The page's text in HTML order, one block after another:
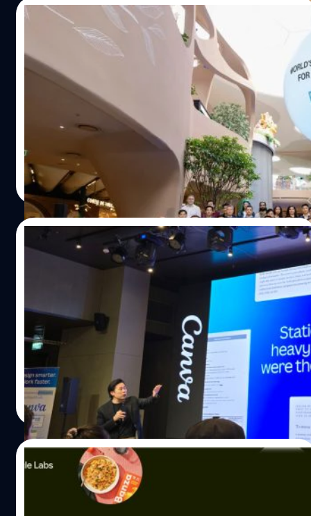
ช่วงนั้นมีนักพัฒนาหลายคนเริ่มออกมาพัฒนาแอปพลิเคชัน
ต่าง ๆ เพื่อสร้างรายได้ แต่หนึ่งในนักพัฒนาที่น่าสนใจก็ต้อง
ให้สตีฟ ชีราตัน เพราะเขาคนนี้ไม่ได้สร้างแอปฯ ที่ซับซ้อนหรือ
หวือหวาอะไรเลย แต่กลับเป็นแอปฯ ดื่มเบียร์ดิจิทัล ! หลักการ
ใช้ก็ง่ายมาก เพียงแค่เราเปิดแอปฯ iBeer แล้วกดที่หน้าจอ
เพื่อเติมเบียร์ หรือจะเขย่าเบา ๆ…
20/02/2026
สยามพิวรรธน์ พลิกโฉมรีเทลโลก เปิดตัว
NEXTOPIA ต้นแบบรีเทลแห่งความยั่งยืน
พร้อมคว้า 2 มาตรฐานสากลครั้งแรกในไทย
สยามพิวรรธน์สร้างแรงสั่นสะเทือนให้วงการรีเทลระดับโลกอีก
ครั้งด้วยการเปิดตัว NEXTOPIA ณ สยามพารากอน ภายใต้
คอนเซปต์ Co-Creation Retail for Sustainable Lifestyle ซึ่ง
ถือเป็นโมเดลต้นแบบแห่งแรกของโลกที่ผสมผสานการชอปปิง
เข้ากับวิถีชีวิตที่ยั่งยืนอย่างเป็นรูปธรรม ความสำเร็จนี้การันตี
ด้วยการคว้า 2 มาตรฐานสากลพร้อมกันเป็นครั้งแรกของ
ประเทศไทย ได้แก่ EDGE ระดับ Advanced ซึ่งเน้น
ประสิทธิภาพด้านการใช้ทรัพยากร และ Fitwel ระดับ 2 ดาว ที่
มุ่งเน้นเรื่องสุขภาวะและคุณภาพชีวิตของผู้ใช้งานอาคาร
NEXTOPIA ไม่ได้เป็นเพียงพื้นที่จัดแสดงนวัตกรรม แต่คือ
พื้นที่ปฏิบัติการจริงที่ใช้พลังงานสะอาด 100% ตั้งแต่ปี 2026
นี้ และมีแผนจะขยายโมเดลนี้ให้ครอบคลุมศูนย์การค้าในเครือ
ทั้งหมดภายในปี 2030 เพื่อเดินหน้าสู่เป้าหมาย Net Zero หรือ
การปล่อยก๊าซเรือนกระจกสุทธิเป็นศูนย์ภายในปี 2050
ตอกย้ำบทบาทของสยามพิวรรธน์ในฐานะ Game Changer ที่
สร้างแพลตฟอร์มแห่งโอกาสในการเชื่อมโยงธุรกิจ ผู้คน และ
สิ่งแวดล้อมเข้าด้วยกันอย่างเป็นระบบ ในด้านวิศวกรรมและ
การออกแบบอาคารภายใต้มาตรฐาน EDGE นั้น NEXTOPIA
สามารถลดการใช้พลังงานได้สูงถึง 47% ผ่านการใช้เทคโนโลยี
วัสดุ ETFE แทนกระจกแบบเดิมเพื่อลดความร้อนแต่ยังคงรับ
แสงธรรมชาติได้ดี พร้อมติดตั้งโซลาร์รูฟขนาดใหญ่…
กานต์สิรี บัววิชัยศิลป์
Read More
Thaiware จัดงาน ‘Sawasdee Canva’ เป็น
ตัวแทนจำหน่าย Canva สำหรับธุรกิจรายแรก
ในไทย
บริษัท ไทยแวร์ คอมมิวนิเคชั่น (Thaiware Communication)
ผู้บริหารเว็บไซต์ Thaiware.com และผู้จัดจำหน่ายซอฟต์แวร์
ลิขสิทธิ์ เปิดตัวในฐานะ 'Enterprise Reseller Partner' ให้กับ
Canva อย่างเป็นทางการรายแรกในประเทศไทย เพื่อรุกตลาด
กลุ่มผู้ใช้งานระดับองค์กร (Business และ Enterprise) โดย
เฉพาะ การร่วมมือครั้งนี้เป็นการตอกย้ำคุณประโยชน์ที่ธุรกิจ
และหน่วยงานภาครัฐในประเทศจะได้รับเมื่อใช้งาน Canva
โดย Thaiware Shop ที่จะช่วยขับเคลื่อนงานสร้างสรรค์สื่อ
กราฟิกของธุรกิจไทยให้ได้รับประโยชน์การใช้งาน Canva
อย่างคุ้มค่าที่สุด โดยที่ Thaiware Shop จะได้รับสิทธิ์การ
จำหน่ายผลิตภัณฑ์ของ Canva ในการวางแผนการใช้งาน
Canva Business และ Canva Enterprise สำหรับการใช้งานใน
กานต์สิรี บัววิชัยศิลป์ | 167 days ago
Read More
20/02/2026
รู้จักกับ ‘Photoshoot’ ฟีเจอร์ใหม่ที่ใช้ AI
สร้างภาพขายสินค้าได้แบบสวยเฉียบ ของ